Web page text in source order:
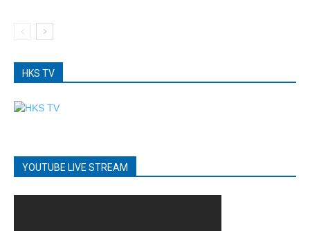
HKS TV
YOUTUBE LIVE STREAM